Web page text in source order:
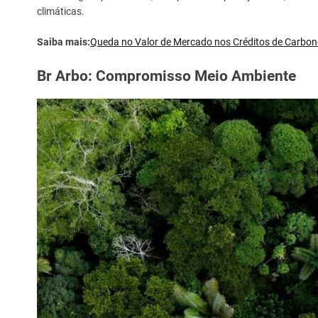
climáticas.
Saiba mais:Queda no Valor de Mercado nos Créditos de
Br Arbo: Compromisso Meio Ambiente